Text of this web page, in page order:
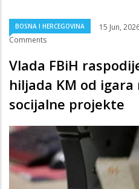
BOSNA I HERCEGOVINA 15 Jun,
Comments
Vlada FBiH
hiljada KM od igara
socijalne projekte